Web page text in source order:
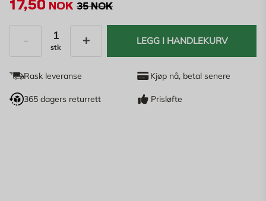
17,50 NOK 35 NOK
stk
LEGG I HANDLEKURV
Rask leveranse Kjøp nå, betal senere
365 dagers returrett Prisløfte